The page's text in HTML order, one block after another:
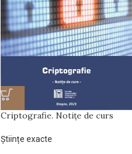
Criptografie. Notițe de curs
Științe exacte